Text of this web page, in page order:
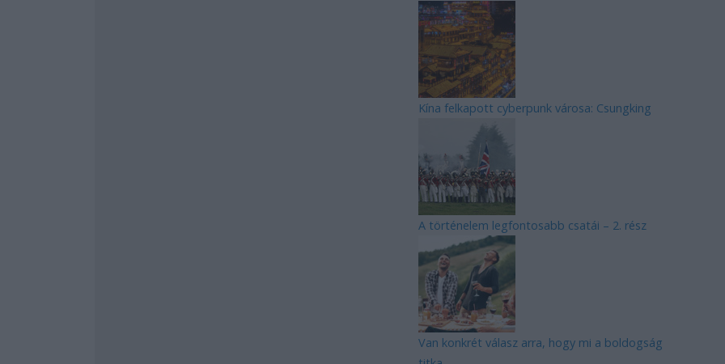
Kína felkapott cyberpunk városa: Csungking
A történelem legfontosabb csatái – 2. rész
Van konkrét válasz arra, hogy mi a boldogság